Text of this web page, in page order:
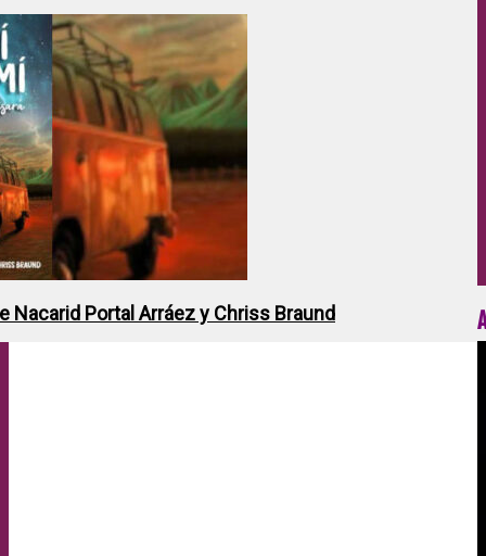
Nacarid Portal Arráez y Chriss Braund